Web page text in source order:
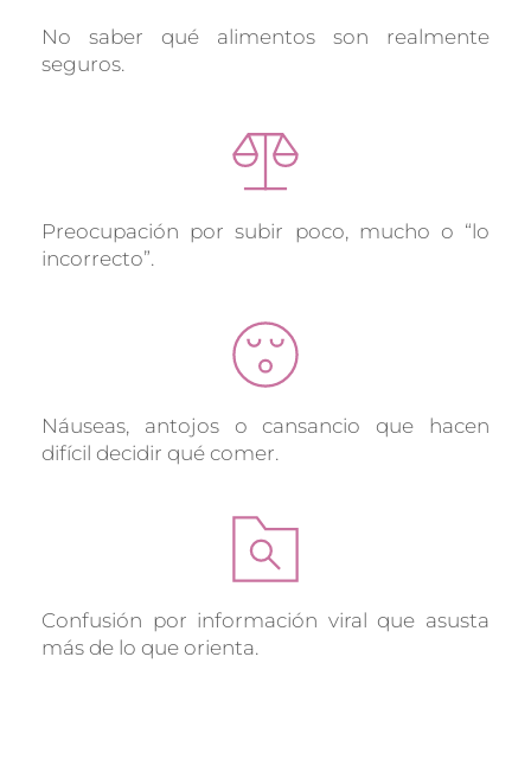
No saber qué alimentos son realmente
seguros.
Preocupación por subir poco, mucho o “lo
incorrecto”.
Náuseas, antojos o cansancio que hacen
difícil decidir qué comer.
Confusión por información viral que asusta
más de lo que orienta.